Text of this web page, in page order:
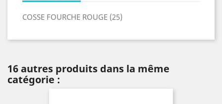
COSSE FOURCHE ROUGE (25)
16 autres produits dans la même
catégorie :